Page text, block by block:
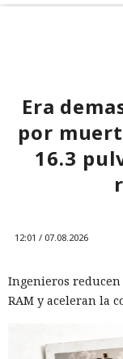
Era
por
16.3
12:01 / 07.08.2026
Ingenieros
RAM y aceleran la